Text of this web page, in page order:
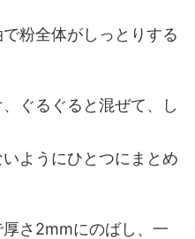
粉全体がしっとりする
ぐるぐると混ぜて、し
ようにひとつにまとめ
さ2mmにのばし、一